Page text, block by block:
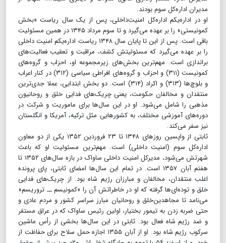
مدیران اداره‌کل سوم بودند.
او در اداره‌یکم اداره‌کل امنیت‌داخلی، پس از یک سال ریاست «بخش
کمونیستی» را بر عهده می‌گیرد و تا سوم مرداد ۱۳۴۵ در همین مسئولیت
باقی است. پس از این تا پایان سال ۱۳۴۸ ریاست اداره‌یکم امنیت داخلی
را بر عهده می‌گیرد که مسئولیتش کشف، مراقبت و تعقیب فعالیت‌های
براندازی است. مهم‌ترین بخش‌های زیرمجموعه او، احزاب و گروه‌های
کمونیست (۳۱۱) و احزاب و گروه‌های افراطی سیاسی (۳۱۲) در کنار اعراب
و بلوچ‌ها (۳۱۳) و اکراد (۳۱۴) است. دو بخش ابتدایی، عملا جدی‌ترین
منتقدان و مخالفان حکومت، یعنی چریک‌های فدایی خلق و روحانیون
مذهبی را شامل می‌شود. او در این سال‌ها برای ماموریت و شرکت در
دوره‌های آموزشی مختلف، به کشورهایی مثل ترکیه، آمریکا و انگلستان
نیز سفر می‌کند.
ثابتی از واپسین روزهای ۱۳۴۸ تا ۲۳ فروردین ۱۳۵۲ یکی از دو معاون
اداره‌کل سوم (امنیت داخلی) است. مهم‌ترین مسئولیت او که باعث
شهرتش می‌شود، مدیرکل امنیت داخلی ساواک در بازه سال‌های ۱۳۵۲ تا
هفتم آبان ۱۳۵۷ است. در تمام این سال‌ها امضای ثابتی، پای پرونده
اغلب منتقدان، مخالفان و مبارزان رژیم شاه بود. از چریک‌های فدایی
خلق و توده‌ای‌ها گرفته که او در خاطراتش آن را «کمونیسم ــ تروریسم»
می‌نامد تا مجاهدین‌خلق و روحانیان مبارز سراسر کشور و مردم عادی و
حتی ضربه زدن به تیمور بختیار، اولین رئیس ساواک که در عراق مستقر
و ضد رژیم شاه فعال بود. ثابتی در این سال‌ها بخشی از رأس ماشین
سرکوب رژیم شاه بود. او از آبان ۱۳۵۵ اجازه حمل سلاح برای حفاظت از